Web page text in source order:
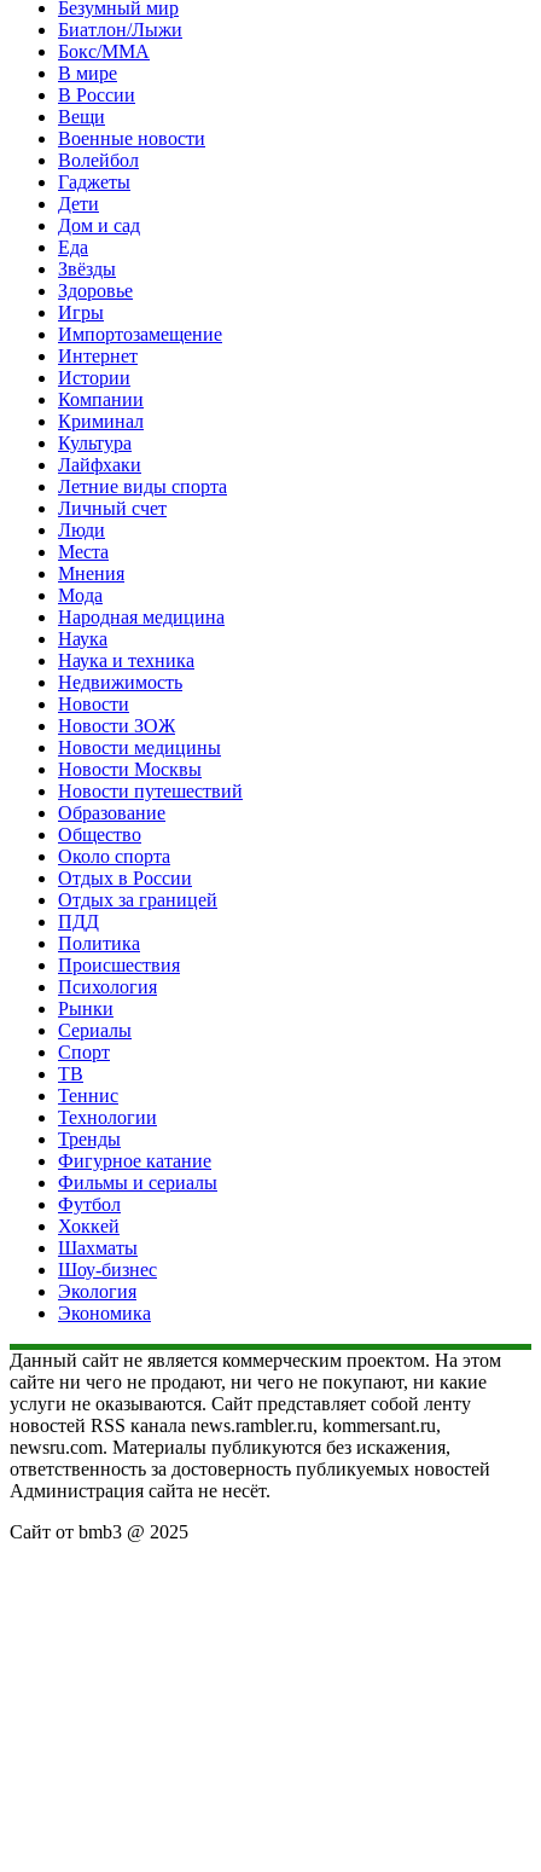
Безумный мир
Биатлон/Лыжи
Бокс/MMA
В мире
В России
Вещи
Военные новости
Волейбол
Гаджеты
Дети
Дом и сад
Еда
Звёзды
Здоровье
Игры
Импортозамещение
Интернет
Истории
Компании
Криминал
Культура
Лайфхаки
Летние виды спорта
Личный счет
Люди
Места
Мнения
Мода
Народная медицина
Наука
Наука и техника
Недвижимость
Новости
Новости ЗОЖ
Новости медицины
Новости Москвы
Новости путешествий
Образование
Общество
Около спорта
Отдых в России
Отдых за границей
ПДД
Политика
Происшествия
Психология
Рынки
Сериалы
Спорт
ТВ
Теннис
Технологии
Тренды
Фигурное катание
Фильмы и сериалы
Футбол
Хоккей
Шахматы
Шоу-бизнес
Экология
Экономика
Данный сайт не является коммерческим проектом. На этом
сайте ни чего не продают, ни чего не покупают, ни какие
услуги не оказываются. Сайт представляет собой ленту
новостей RSS канала news.rambler.ru, kommersant.ru,
newsru.com. Материалы публикуются без искажения,
ответственность за достоверность публикуемых новостей
Администрация сайта не несёт.
Сайт от bmb3 @ 2025